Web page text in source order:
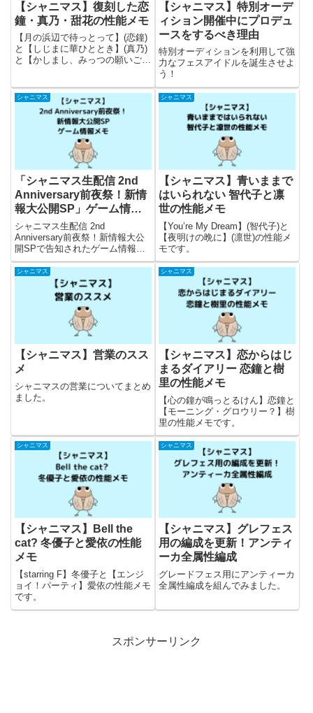
【シャニマス】復刻した恋
鐘・真乃・甜花の性能メモ
【月の浜辺で待っとって】(恋鐘)
と【しじまに華ひととき】(真乃)
と【かしまし、みっつの願いご
【シャニマス】特別オーデ
ィション開催中にプロデュ
ースをするべき理由
特別オーディションを利用して強
力なフェスアイドルを誕生させよ
う！
シャニマス
「シャニマス生配信 2nd
Anniversary前夜祭！新情
報大公開SP」ゲーム情報
メモ
シャニマス生配信 2nd
Anniversary前夜祭！新情報大公
開SPで告知されたゲーム情報の
メモです。
シャニマス
【シャニマス】青いままで
はいられない 智代子と凛
世の性能メモ
【You’re My Dream】(智代子)と
【夜明けの晩に】(凛世)の性能メ
モです。
シャニマス
【シャニマス】営業のスス
メ
シャニマスの営業についてまとめ
ました。
シャニマス
【シャニマス】恋からはじ
まるダイアリー 恋鐘と樹
里の性能メモ
【心の鐘が鳴っとるけん】恋鐘と
【モーニング・グロウリー？】樹
里の性能メモです。
シャニマス
【シャニマス】Bell the
cat? 冬優子と愛依の性能
メモ
【starring F】冬優子と【エンジ
ョイ！パーティ】愛依の性能メモ
です。
シャニマス
【シャニマス】グレフェス
用の編成を更新！アンティ
ーカ全属性編成
グレードフェス用にアンティーカ
全属性編成を組んでみました。
スポンサーリンク